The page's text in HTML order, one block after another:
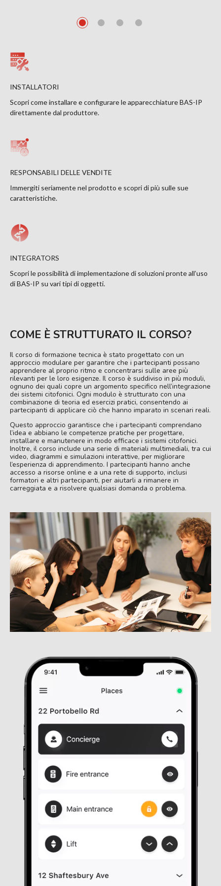
INSTALLATORI
Scopri come installare e configurare le apparecchiature BAS-IP
direttamente dal produttore.
RESPONSABILI DELLE VENDITE
Immergiti seriamente nel prodotto e scopri di più sulle sue
caratteristiche.
INTEGRATORS
Scopri le possibilità di implementazione di soluzioni pronte all’uso
di BAS-IP su vari tipi di oggetti.
COME È STRUTTURATO IL CORSO?
Il corso di formazione tecnica è stato progettato con un
approccio modulare per garantire che i partecipanti possano
apprendere al proprio ritmo e concentrarsi sulle aree più
rilevanti per le loro esigenze. Il corso è suddiviso in più moduli,
ognuno dei quali copre un argomento specifico nell’integrazione
dei sistemi citofonici. Ogni modulo è strutturato con una
combinazione di teoria ed esercizi pratici, consentendo ai
partecipanti di applicare ciò che hanno imparato in scenari reali.
Questo approccio garantisce che i partecipanti comprendano
l’idea e abbiano le competenze pratiche per progettare,
installare e manutenere in modo efficace i sistemi citofonici.
Inoltre, il corso include una serie di materiali multimediali, tra cui
video, diagrammi e simulazioni interattive, per migliorare
l’esperienza di apprendimento. I partecipanti hanno anche
accesso a risorse online e a una rete di supporto, inclusi
formatori e altri partecipanti, per aiutarli a rimanere in
carreggiata e a risolvere qualsiasi domanda o problema.